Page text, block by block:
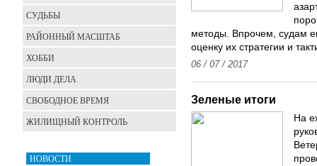
методы. Впрочем, судам
оценку их стратегии и
06 / 07 / 2017
Зеленые итоги
На
СУДЬБЫ
РАЙОННЫЙ МАСШТАБ
ХОББИ
ЛЮДИ ДЕЛА
СВОБОДНОЕ ВРЕМЯ
ЖИЛИЩНЫЙ КОНТРОЛЬ
НОВОСТИ